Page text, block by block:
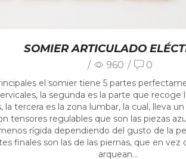
SOMIER ARTICULADO
/ 960 / 0
el somier tiene 5 partes
la segunda es la parte que
la tercera es la zona lumbar, la cual, lleva
tensores regulables que son las piezas
rígida dependiendo del gusto de la
finales son las de las piernas, que en
arquean...